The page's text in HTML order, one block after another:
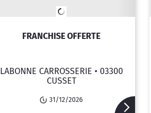
FRANCHISE OFFERTE
LABONNE CARROSSERIE • 03300
CUSSET
31/12/2026